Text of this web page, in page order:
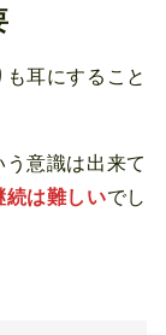
耳にすること
意識は出来て
続は難しいでし